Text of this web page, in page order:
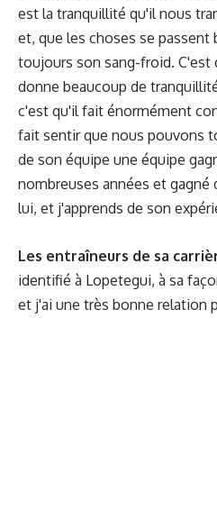
est la tranquillité qu'il nous
et, que les choses se passent
toujours son sang-froid. C'est
donne beaucoup de
c'est qu'il fait énormément
fait sentir que nous pouvons
de son équipe une équipe
nombreuses années et gagné
lui, et j'apprends de son
Les entraîneurs de sa
identifié à Lopetegui, à sa
et j'ai une très bonne relation